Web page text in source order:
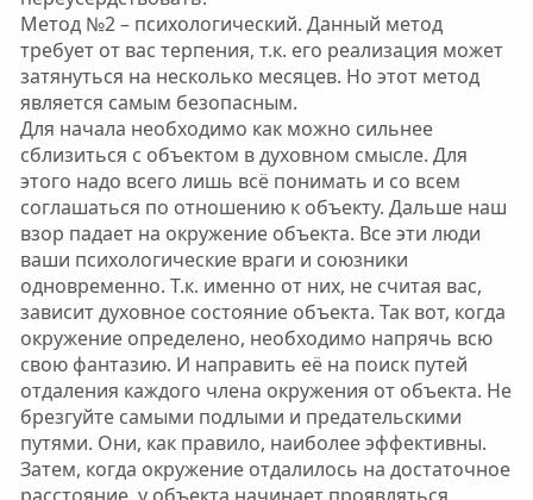
Метод №2 – психологический. Данный метод
требует от вас терпения, т.к. его реализация может
затянуться на несколько месяцев. Но этот метод
является самым безопасным.
Для начала необходимо как можно сильнее
сблизиться с объектом в духовном смысле. Для
этого надо всего лишь всё понимать и со всем
соглашаться по отношению к объекту. Дальше наш
взор падает на окружение объекта. Все эти люди
ваши психологические враги и союзники
одновременно. Т.к. именно от них, не считая вас,
зависит духовное состояние объекта. Так вот, когда
окружение определено, необходимо напрячь всю
свою фантазию. И направить её на поиск путей
отдаления каждого члена окружения от объекта. Не
брезгуйте самыми подлыми и предательскими
путями. Они, как правило, наиболее эффективны.
Затем, когда окружение отдалилось на достаточное